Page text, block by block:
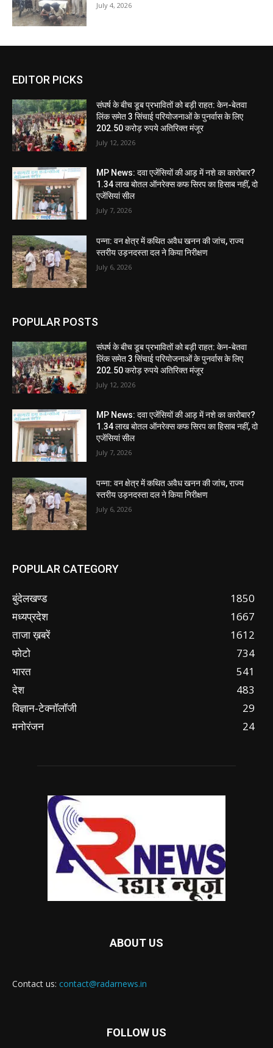
July 4, 2026
EDITOR PICKS
संघर्ष के बीच डूब प्रभावितों को बड़ी राहत: केन-बेतवा
लिंक समेत 3 सिंचाई परियोजनाओं के पुनर्वास के लिए
202.50 करोड़ रुपये अतिरिक्त मंजूर
July 12, 2026
MP News: दवा एजेंसियों की आड़ में नशे का कारोबार?
1.34 लाख बोतल ऑनरेक्स कफ सिरप का हिसाब नहीं, दो
एजेंसियां सील
July 7, 2026
पन्ना: वन क्षेत्र में कथित अवैध खनन की जांच, राज्य
स्तरीय उड़नदस्ता दल ने किया निरीक्षण
July 6, 2026
POPULAR POSTS
संघर्ष के बीच डूब प्रभावितों को बड़ी राहत: केन-बेतवा
लिंक समेत 3 सिंचाई परियोजनाओं के पुनर्वास के लिए
202.50 करोड़ रुपये अतिरिक्त मंजूर
July 12, 2026
MP News: दवा एजेंसियों की आड़ में नशे का कारोबार?
1.34 लाख बोतल ऑनरेक्स कफ सिरप का हिसाब नहीं, दो
एजेंसियां सील
July 7, 2026
पन्ना: वन क्षेत्र में कथित अवैध खनन की जांच, राज्य
स्तरीय उड़नदस्ता दल ने किया निरीक्षण
July 6, 2026
POPULAR CATEGORY
बुंदेलखण्ड
1850
मध्यप्रदेश
1667
ताजा ख़बरें
1612
फोटो
734
भारत
541
देश
483
विज्ञान-टेक्नॉलॉजी
29
मनोरंजन
24
ABOUT US
Contact us: contact@radarnews.in
FOLLOW US